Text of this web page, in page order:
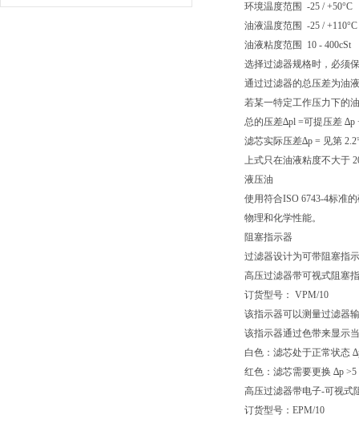
环境温度范围 -25 / +50°C
油液温度范围 -25 / +110°C
油液粘度范围 10 - 400cSt
选择过滤器规格时，必须
通过过滤器的总压差为油
若某一特定工作压力下的
总的压差∆pl =可提压差 ∆p
滤芯实际压差∆p = 见第
上式只在油液粘度不大于
液压油
使用符合ISO 6743-4标准
物理和化学性能。
阻塞指示器
过滤器设计为可带阻塞指
高压过滤器带可视式阻塞
订货型号： VPM/10
该指示器可以测量过滤器
该指示器通过色带来显示
白色：滤芯处于正常状态
红色：滤芯需要更换 ∆p >5
高压过滤器带电子-可视式
订货型号：EPM/10